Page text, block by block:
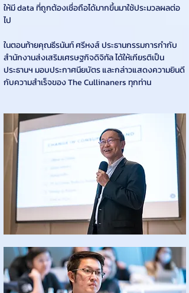
ให้มี data ที่ถูกต้องเชื่อถือได้มากขึ้นมาใช้ประมวลผลต่อ
ไป
ในตอนท้ายคุณธีรนันท์ ศรีหงส์ ประธานกรรมการกำกับ
สำนักงานส่งเสริมเศรษฐกิจดิจิทัล ได้ให้เกียรติเป็น
ประธานฯ มอบประกาศนียบัตร และกล่าวแสดงความยินดี
กับความสำเร็จของ The Cullinaners ทุกท่าน